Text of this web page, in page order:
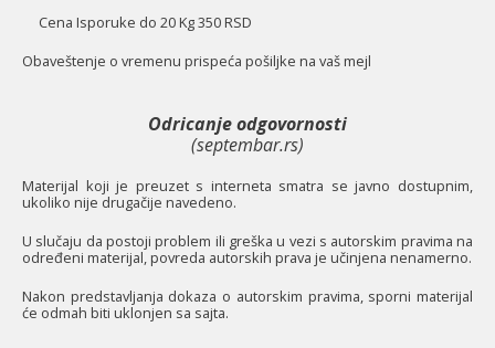
Cena Isporuke do 20 Kg 350 RSD
Obaveštenje o vremenu prispeća pošiljke na vaš mejl
Odricanje odgovornosti
(septembar.rs)
Materijal koji je preuzet s interneta smatra se javno dostupnim,
ukoliko nije drugačije navedeno.
U slučaju da postoji problem ili greška u vezi s autorskim pravima na
određeni materijal, povreda autorskih prava je učinjena nenamerno.
Nakon predstavljanja dokaza o autorskim pravima, sporni materijal
će odmah biti uklonjen sa sajta.